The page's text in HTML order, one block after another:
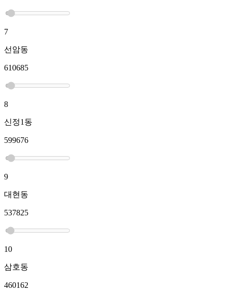
7
선암동
610685
8
신정1동
599676
9
대현동
537825
10
삼호동
460162